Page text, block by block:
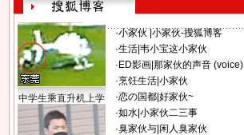
中学生乘直升机上学
·小家伙 小家伙-搜狐博客
·生活| 韦小宝这小家伙
· ED影画| 那家伙的声音 (voice)
·烹饪生活| 小家伙
·恋の国都| 好家伙~
·如水| 小家伙二三事
·臭家伙与| 闲人臭家伙